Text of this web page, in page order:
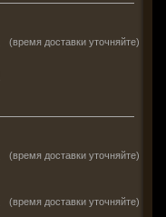
(время доставки уточняйте)
(время доставки уточняйте)
(время доставки уточняйте)